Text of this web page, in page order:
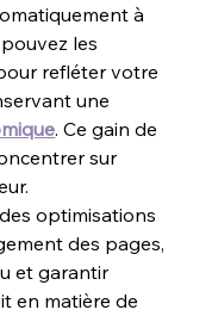
à
les
refléter votre
une
. Ce gain de
sur
optimisations
des pages,
et garantir
en matière de